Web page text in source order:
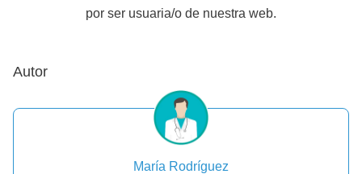
por ser usuaria/o de nuestra web.
Autor
María Rodríguez